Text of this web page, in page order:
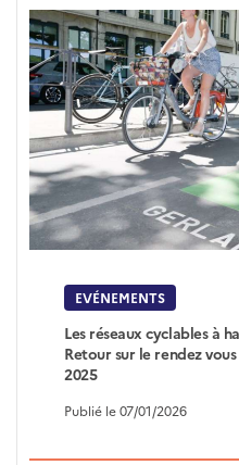
EVÉNEMENTS
Les réseaux cyclables à
Retour sur le rendez
2025
Publié le 07/01/2026